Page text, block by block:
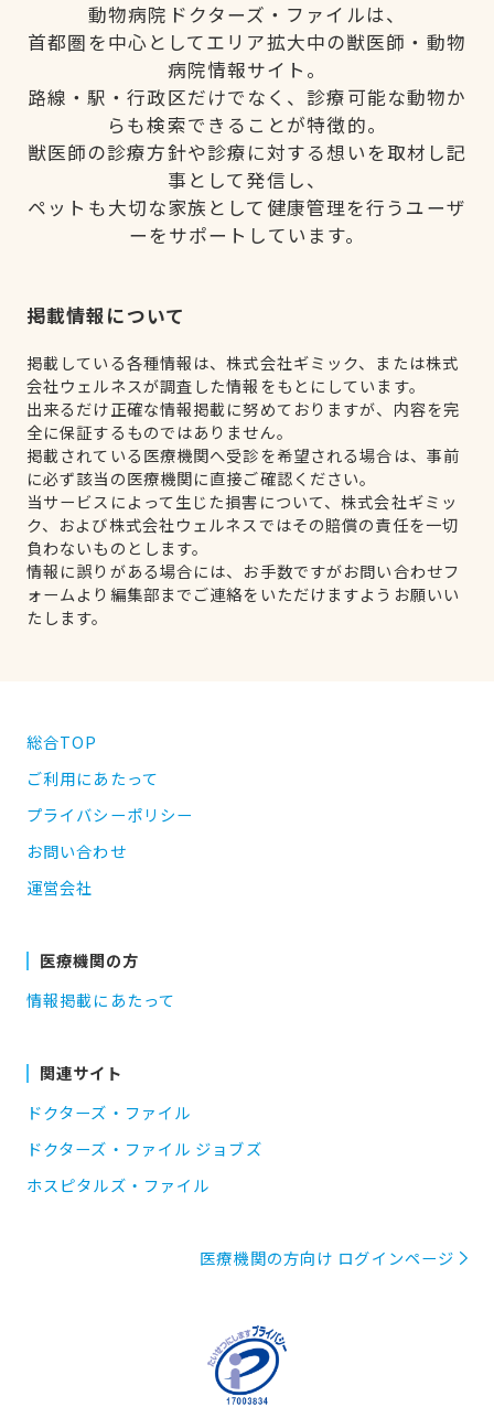
動物病院ドクターズ・ファイルは、
首都圏を中心としてエリア拡大中の獣医師・動物
病院情報サイト。
路線・駅・行政区だけでなく、診療可能な動物か
らも検索できることが特徴的。
獣医師の診療方針や診療に対する想いを取材し記
事として発信し、
ペットも大切な家族として健康管理を行うユーザ
ーをサポートしています。
掲載情報について
掲載している各種情報は、株式会社ギミック、または株式
会社ウェルネスが調査した情報をもとにしています。
出来るだけ正確な情報掲載に努めておりますが、内容を完
全に保証するものではありません。
掲載されている医療機関へ受診を希望される場合は、事前
に必ず該当の医療機関に直接ご確認ください。
当サービスによって生じた損害について、株式会社ギミッ
ク、および株式会社ウェルネスではその賠償の責任を一切
負わないものとします。
情報に誤りがある場合には、お手数ですがお問い合わせフ
ォームより編集部までご連絡をいただけますようお願いい
たします。
総合TOP
ご利用にあたって
プライバシーポリシー
お問い合わせ
運営会社
医療機関の方
情報掲載にあたって
関連サイト
ドクターズ・ファイル
ドクターズ・ファイル ジョブズ
ホスピタルズ・ファイル
医療機関の方向け ログインページ